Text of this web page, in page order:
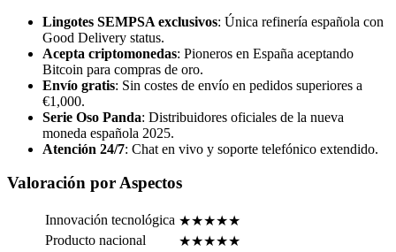
Lingotes SEMPSA exclusivos: Única refinería española con
Good Delivery status.
Acepta criptomonedas: Pioneros en España aceptando
Bitcoin para compras de oro.
Envío gratis: Sin costes de envío en pedidos superiores a
€1,000.
Serie Oso Panda: Distribuidores oficiales de la nueva
moneda española 2025.
Atención 24/7: Chat en vivo y soporte telefónico extendido.
Valoración por Aspectos
Innovación tecnológica ★★★★★
Producto nacional
★★★★★